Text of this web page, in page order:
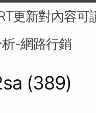
更新對內容可
-網路行銷
(389)